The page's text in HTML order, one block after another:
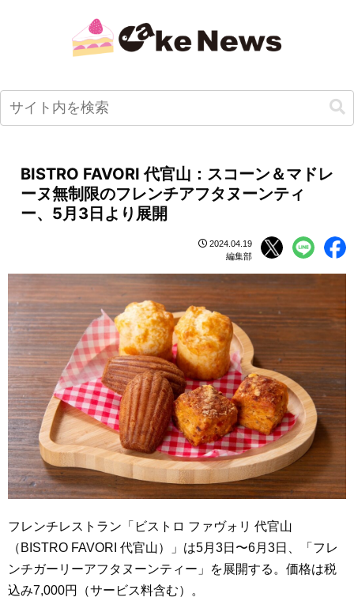
BISTRO FAVORI 代官山：スコーン＆マドレ
ーヌ無制限のフレンチアフタヌーンティ
ー、5月3日より展開
2024.04.19
編集部
フレンチレストラン「ビストロ ファヴォリ 代官山
（BISTRO FAVORI 代官山）」は5月3日〜6月3日、「フレ
ンチガーリーアフタヌーンティー」を展開する。価格は税
込み7,000円（サービス料含む）。